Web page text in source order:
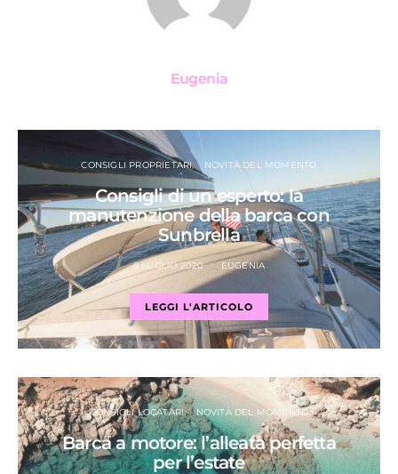
Eugenia
CONSIGLI PROPRIETARI NOVITÀ DEL MOMENTO
Consigli di un esperto: la
manutenzione della barca con
Sunbrella
8 LUGLIO 2020 EUGENIA
LEGGI L'ARTICOLO
CONSIGLI LOCATARI NOVITÀ DEL MOMENTO
Barca a motore: l’alleata perfetta
per l’estate